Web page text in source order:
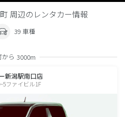
周辺のレンタカー情報
39 車種
ら 3000m
新潟駅南口店
ファイビル1F